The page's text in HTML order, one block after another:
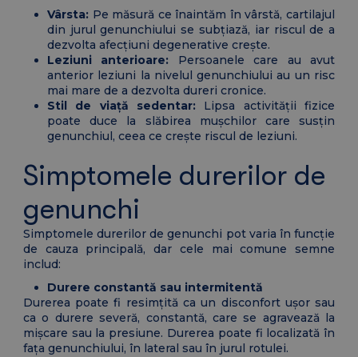
Vârsta: Pe măsură ce înaintăm în vârstă, cartilajul
din jurul genunchiului se subțiază, iar riscul de a
dezvolta afecțiuni degenerative crește.
Leziuni anterioare: Persoanele care au avut
anterior leziuni la nivelul genunchiului au un risc
mai mare de a dezvolta dureri cronice.
Stil de viață sedentar: Lipsa activității fizice
poate duce la slăbirea mușchilor care susțin
genunchiul, ceea ce crește riscul de leziuni.
Simptomele durerilor de
genunchi
Simptomele durerilor de genunchi pot varia în funcție
de cauza principală, dar cele mai comune semne
includ:
Durere constantă sau intermitentă
Durerea poate fi resimțită ca un disconfort ușor sau
ca o durere severă, constantă, care se agravează la
mișcare sau la presiune. Durerea poate fi localizată în
fața genunchiului, în lateral sau în jurul rotulei.